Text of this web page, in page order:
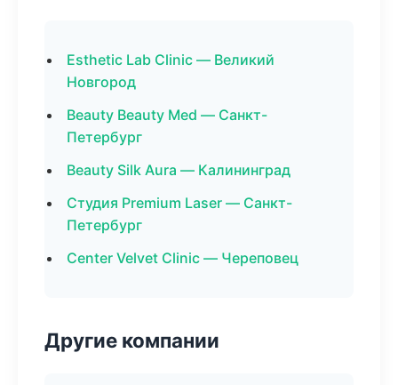
Esthetic Lab Clinic — Великий
Новгород
Beauty Beauty Med — Санкт-
Петербург
Beauty Silk Aura — Калининград
Студия Premium Laser — Санкт-
Петербург
Center Velvet Clinic — Череповец
Другие компании